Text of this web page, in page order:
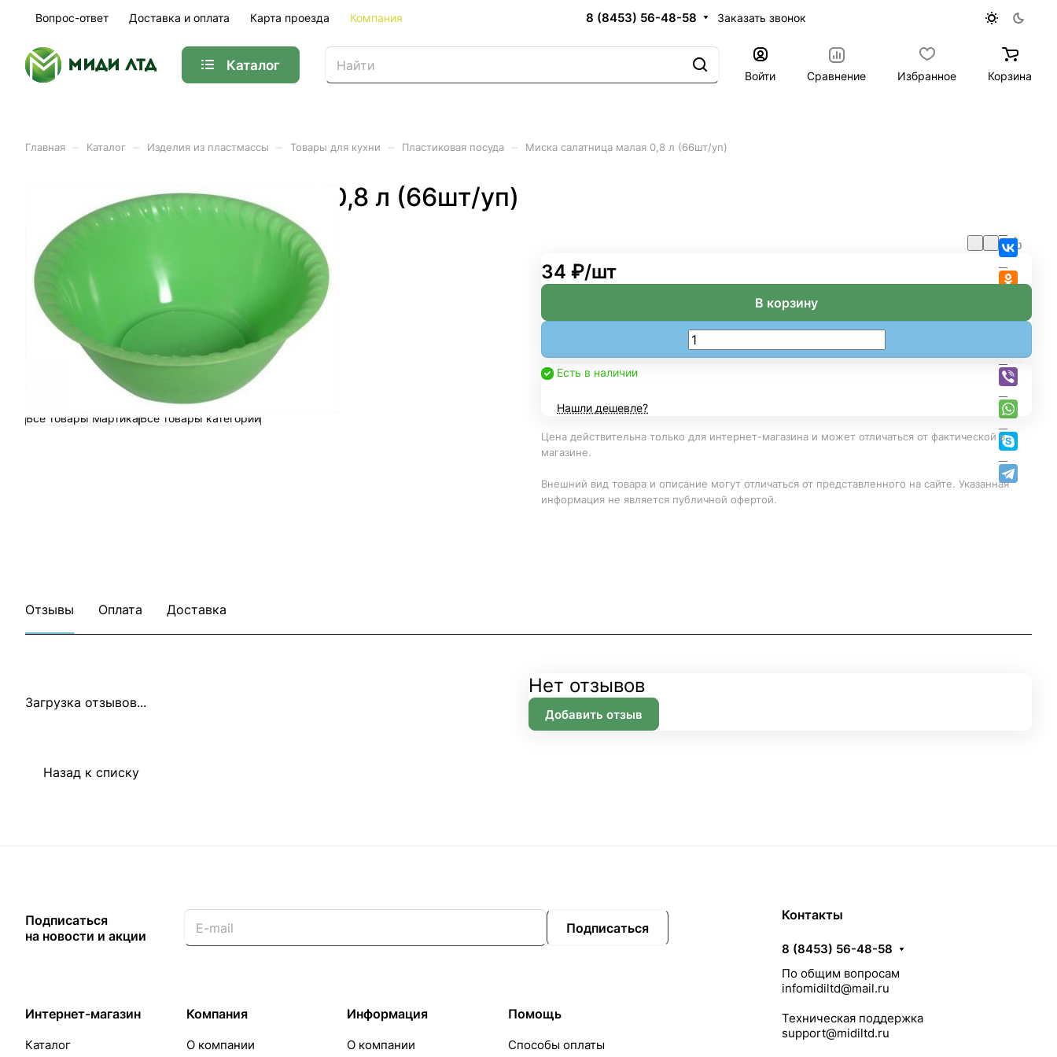
Вопрос-ответ Доставка и оплата Карта проезда Компания 8 (8453) 56-48-58 Заказать звонок
Каталог
Войти Сравнение Избранное Корзина
Главная Каталог Изделия из пластмассы Товары для кухни Пластиковая посуда Миска салатница малая 0,8 л (66шт/уп)
Миска салатница малая 0,8 л (66шт/уп)
Арт.С41
Все товары Мартика Все товары категории
34 ₽/шт
В корзину
Есть в наличии
Нашли дешевле?
Цена действительна только для интернет-магазина и может отличаться от фактической в
магазине.
Внешний вид товара и описание могут отличаться от представленного на сайте. Указанная
информация не является публичной офертой.
Отзывы Оплата Доставка
Загрузка отзывов...
Нет отзывов
Добавить отзыв
Назад к списку
Подписаться
на новости и акции
Подписаться
Интернет-магазин
Каталог
Компания
О компании
Информация
О компании
Помощь
Способы оплаты
Контакты
8 (8453) 56-48-58
По общим вопросам
infomidiltd@mail.ru
Техническая поддержка
support@midiltd.ru